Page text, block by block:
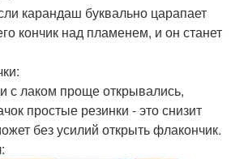
карандаш буквально царапает
кончик над пламенем, и он станет
с лаком проще открывались,
простые резинки - это снизит
без усилий открыть флакончик.